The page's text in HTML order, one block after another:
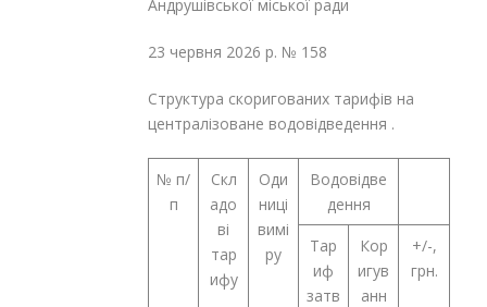
Андрушівської міської ради
23 червня 2026 р. № 158
Структура скоригованих тарифів на
централізоване водовідведення .
№ п/
п
Скл
адо
ві
тар
ифу
Оди
ниці
вимі
ру
Водовідве
дення
Тар
иф
затв
Кор
игув
анн
+/-,
грн.